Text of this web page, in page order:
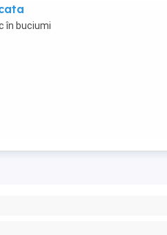
în buciumi